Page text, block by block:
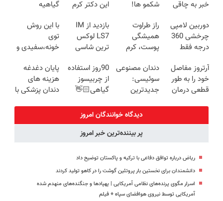
خبر به چاقی
برنامه زنده😳
ببین چیشد
شکمو ها!
روش لاغری
معرفی شد
این دکتر کرم
روزه ساخت!
گیاهیه
دوربین لامپی
چرخشی 360
درجه فقط
🔥 پرداخت
درب منزل
راز طراوت
همیشگی
پوست، کرم
با 45%تخفیف
بازدید از IM
LS7 لوکس
ترین شاسی
در باشگاه
انقلاب
با این روش
توی
خونه،سفیدی و
برگردون
(40%off)
آرتروز مفاصل
خود را به طور
قطعی درمان
دندان مصنوعی
سوئیسی:
جدیدترین
سبک و مقاوم |
پرداخت قسطی
90روز استفاده
از چربیسوز
گیاهی👋🏻
همیشگی با
چاقی!خرید با
تخفیف
پایان دغدغه
هزینه های
دندان پزشکی با
دیدگاه خوانندگان امروز
پر بیننده‌ترین خبر امروز
ریاض درباره توافق دفاعی با ترکیه و پاکستان توضیح داد
دانشمندان برای نخستین بار پروتئین گوشت را در کاهو تولید کردند
اسرار مگوی پرنده‌های نظامی آمریکایی | پهپادها و جنگنده‌های منهدم شده
آمریکایی توسط نیروی هوافضای سپاه + فیلم